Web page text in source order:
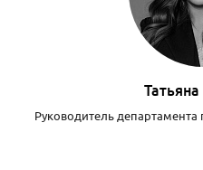
Руководитель